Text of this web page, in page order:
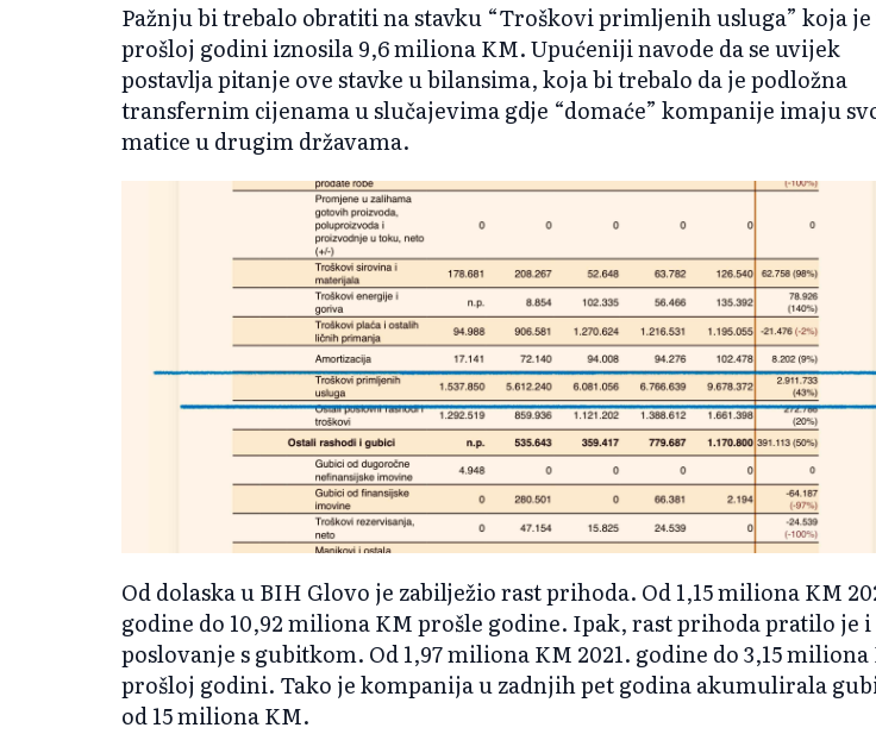
Pažnju bi trebalo obratiti na stavku “Troškovi primljenih usluga” koja
prošloj godini iznosila 9,6 miliona KM. Upućeniji navode da se uvijek
postavlja pitanje ove stavke u bilansima, koja bi trebalo da je podložna
transfernim cijenama u slučajevima gdje “domaće” kompanije imaju
matice u drugim državama.
Od dolaska u BIH Glovo je zabilježio rast prihoda. Od 1,15 miliona KM
godine do 10,92 miliona KM prošle godine. Ipak, rast prihoda pratilo je i
poslovanje s gubitkom. Od 1,97 miliona KM 2021. godine do 3,15
prošloj godini. Tako je kompanija u zadnjih pet godina akumulirala
od 15 miliona KM.